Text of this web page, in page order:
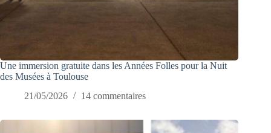
Une immersion gratuite dans les Années Folles pour la Nuit
des Musées à Toulouse
21/05/2026
14 commentaires